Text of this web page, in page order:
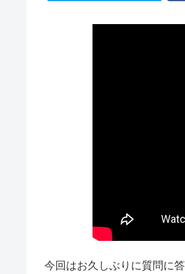
今回はお久しぶりに質問に答